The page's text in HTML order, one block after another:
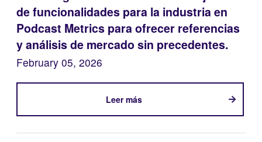
de funcionalidades para la industria en
Podcast Metrics para ofrecer referencias
y análisis de mercado sin precedentes.
February 05, 2026
Leer más